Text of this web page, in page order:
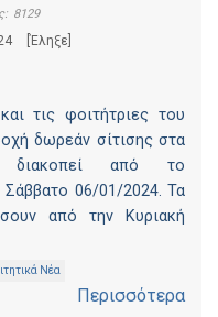
8129
[Έληξε]
τις φοιτήτριες του
δωρεάν σίτισης στα
διακοπεί από το
06/01/2024. Τα
από την Κυριακή
Νέα
Περισσότερα